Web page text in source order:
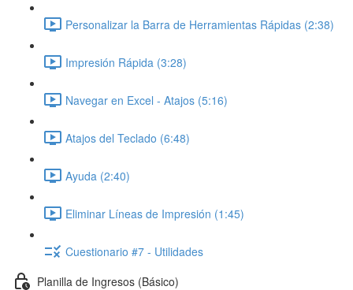
Personalizar la Barra de Herramientas Rápidas (2:38)
Impresión Rápida (3:28)
Navegar en Excel - Atajos (5:16)
Atajos del Teclado (6:48)
Ayuda (2:40)
Eliminar Líneas de Impresión (1:45)
Cuestionario #7 - Utilidades
Planilla de Ingresos (Básico)